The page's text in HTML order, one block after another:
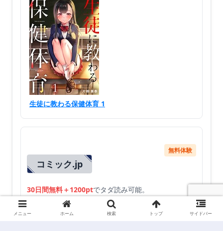
生徒に教わる保健体育 1
コミック.jp
無料体験
30日間無料＋1200ptでタダ読み可能。
メニュー ホーム 検索 トップ サイドバー